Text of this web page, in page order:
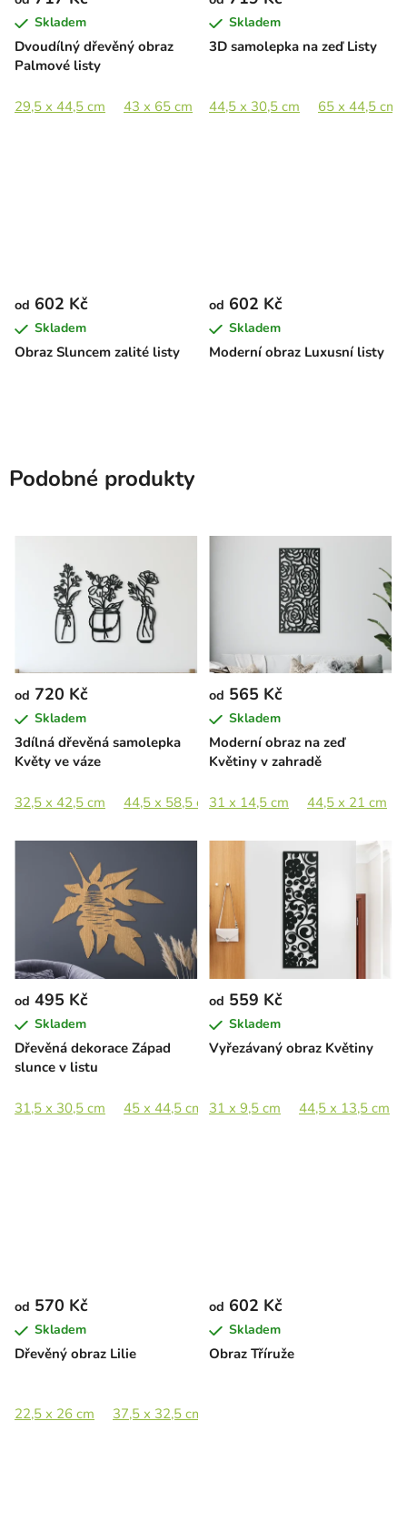
Dvoudílný dřevěný obraz
Palmové listy
Skladem
29,5 x 44,5 cm 43 x 65 cm 58,5 x 89 cm 88 x 133 cm
3D samolepka na zeď Listy
Skladem
44,5 x 30,5 cm 65 x 44,5 cm
Obraz Sluncem zalité listy
od 602 Kč
Skladem
Moderní obraz Luxusní listy
od 602 Kč
Skladem
Podobné produkty
3dílná dřevěná samolepka
Květy ve váze
od 720 Kč
Skladem
32,5 x 42,5 cm 44,5 x 58,5 cm 65 x 85,5 cm 89 x 117 cm
Moderní obraz na zeď
Květiny v zahradě
od 565 Kč
Skladem
31 x 14,5 cm 44,5 x 21 cm
Dřevěná dekorace Západ
slunce v listu
od 495 Kč
Skladem
31,5 x 30,5 cm 45 x 44,5 cm 66 x 65 cm 89 x 88 cm
Vyřezávaný obraz Květiny
od 559 Kč
Skladem
31 x 9,5 cm 44,5 x 13,5 cm
Dřevěný obraz Lilie
od 570 Kč
Skladem
22,5 x 26 cm 37,5 x 32,5 cm
Obraz Tříruže
od 602 Kč
Skladem